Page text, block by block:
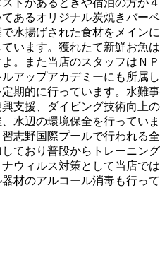
あるオリジナル炭焼きバーベ
水揚げされた食材をメインに
います。獲れたて新鮮お魚は
。また当店のスタッフはＮＰ
アップアカデミーにも所属し
期的に行っています。水難事
支援、ダイビング技術向上の
水辺の環境保全を行っていま
志野国際プールで行われる全
ており普段からトレーニング
ウィルス対策として当店では
材のアルコール消毒も行って